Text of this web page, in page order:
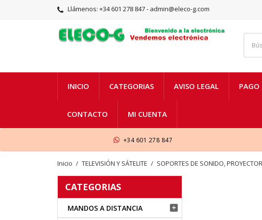
Llámenos: +34 601 278 847 - admin@eleco-g.com
INICIO CATEGORIAS AVISO LEGAL PAGO
CONTACTO MI CUENTA
+34 601 278 847
Inicio TELEVISIÓN Y SÁTELITE SOPORTES DE SONIDO,
CATEGORIAS
MANDOS A DISTANCIA 